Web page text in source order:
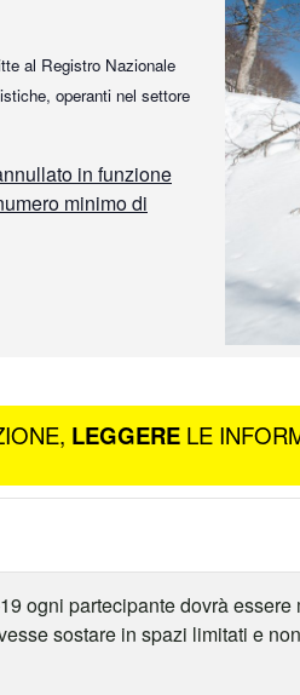
al Registro Nazionale
operanti nel settore
in funzione
minimo di
LEGGERE LE
ogni partecipante dovrà
sostare in spazi limitati e